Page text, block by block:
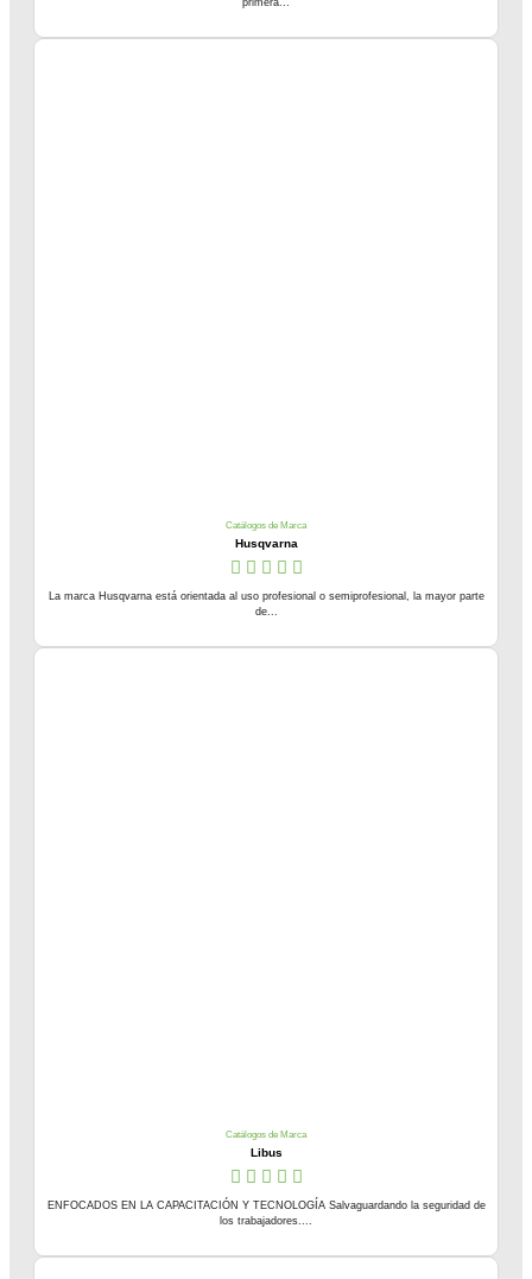
primera...
Catálogos de Marca
Husqvarna
La marca Husqvarna está orientada al uso profesional o semiprofesional, la mayor parte
de...
Catálogos de Marca
Libus
ENFOCADOS EN LA CAPACITACIÓN Y TECNOLOGÍA Salvaguardando la seguridad de
los trabajadores....